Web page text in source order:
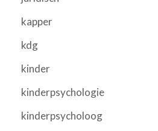
kapper
kdg
kinder
kinderpsychologie
kinderpsycholoog